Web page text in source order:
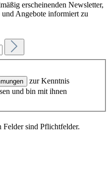
erscheinenden Newsletter,
Angebote informiert zu
zur Kenntnis
und bin mit ihnen
sind Pflichtfelder.